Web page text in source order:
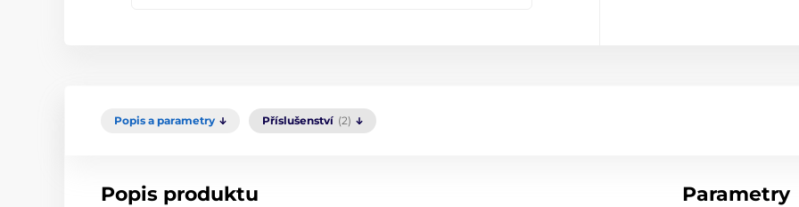
Popis a parametry Příslušenství (2)
Popis produktu Parametry